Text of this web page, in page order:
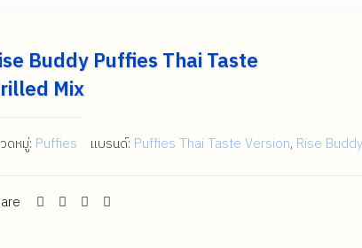
Buddy Puffies Thai Taste
Mix
ดหมู่: Puffies แบรนด์: Puffies Thai Taste Version, Rise Buddy